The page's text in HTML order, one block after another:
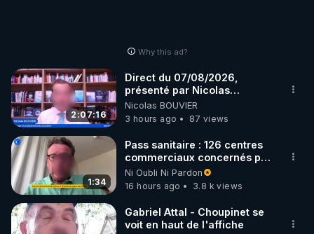
Why this ad?
2:07:16
Direct du 07/08/2026,
présenté par Nicolas
BOUVIER
Nicolas BOUVIER
3 hours ago
87 views
1:34
Pass sanitaire : 126 centres
commerciaux concernés par
l'obligation dans toute la
France
Ni Oubli Ni Pardon
16 hours ago
3.8 k views
Gabriel Attal - Choupinet se
voit en haut de l'affiche